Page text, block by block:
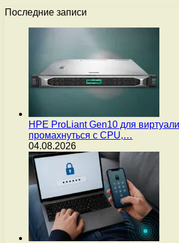
Последние записи
HPE ProLiant Gen10 для
промахнуться с CPU,…
04.08.2026